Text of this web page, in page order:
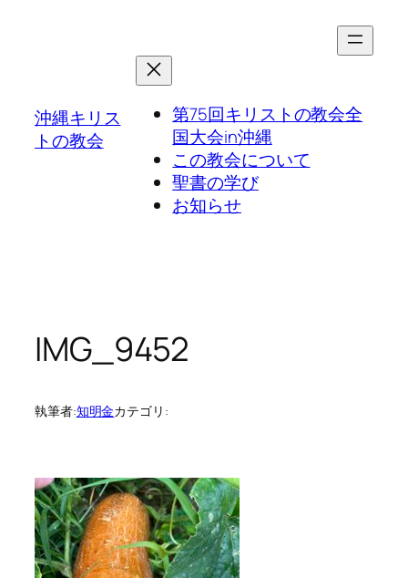
沖縄キリス
トの教会
第75回キリストの教会全
国大会in沖縄
この教会について
聖書の学び
お知らせ
IMG_9452
執筆者:知明金カテゴリ: